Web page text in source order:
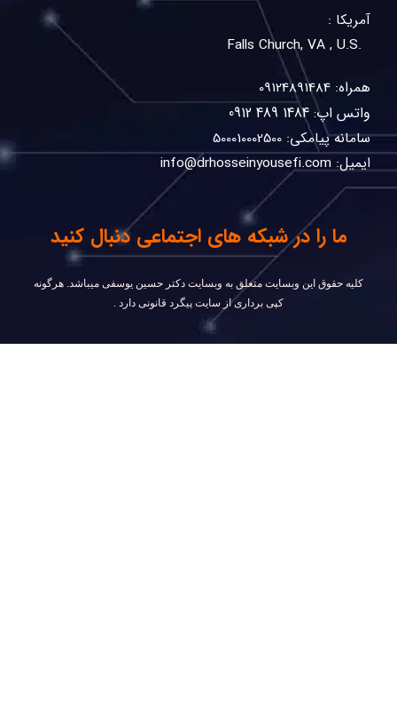
آمریکا :
همراه: 09124891484
واتس اپ: 1484 489 0912
سامانه پیامکی: 500010002500
ایمیل: info@drhosseinyousefi.com
ما را در شبکه های اجتماعی دنبال کنید
كليه حقوق اين وبسايت متعلق به وبسایت دکتر حسین یوسفی ميباشد. هرگونه
کپی برداری از سایت پیگرد قانونی دارد .